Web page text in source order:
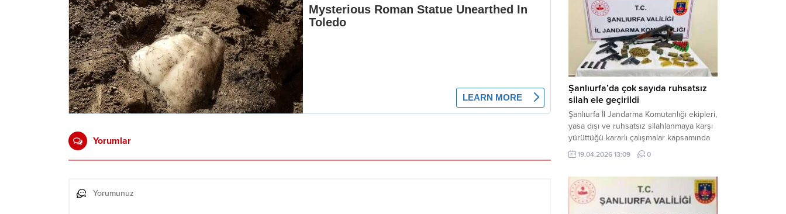
Yorumlar
gerçekleştirilen “Küresel Vicdan,
İnsaniyet ve Demokrasi” başlıklı panel,
hürriyet, adalet ve hukuk vurgularıyla
yoğun katılıma sahne oldu. Haber
Merkezi – Bediüzzaman Eğitim Kültür ve
Sanat...
Şanlıurfa’da çok sayıda ruhsatsız
silah ele geçirildi
Şanlıurfa İl Jandarma Komutanlığı ekipleri,
yasa dışı ve ruhsatsız silahlanmaya karşı
yürüttüğü kararlı çalışmalar kapsamında
Bozova ilçesinde bir ikamete operasyon
düzenledi. Yapılan aramada çok sayıda
mühimmat ele geçirildi. Haber Merkezi –
Şanlıurfa Valiliği İl Basın ve Halkla İlişkiler
Müdürlüğü tarafından yapılan açıklamaya
19.04.2026 13:09 0